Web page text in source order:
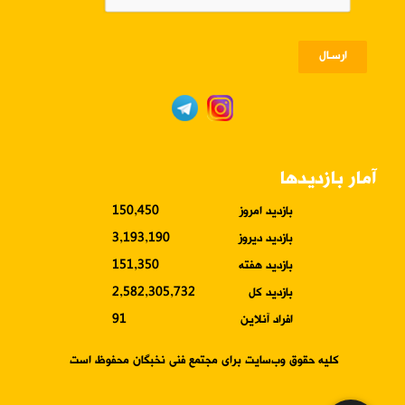
ارسـال
آمار بازدیدها
بازدید امروز
150,450
بازدید دیروز
3,193,190
بازدید هفته
151,350
بازدید کل
2,582,305,732
افراد آنلاین
91
کلیه حقوق وب‌سایت برای مجتمع فنی نخبگان محفوظ است